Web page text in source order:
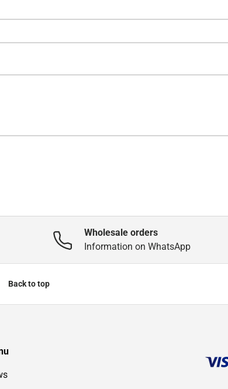
Wholesale orders
Information on WhatsApp
Back to top